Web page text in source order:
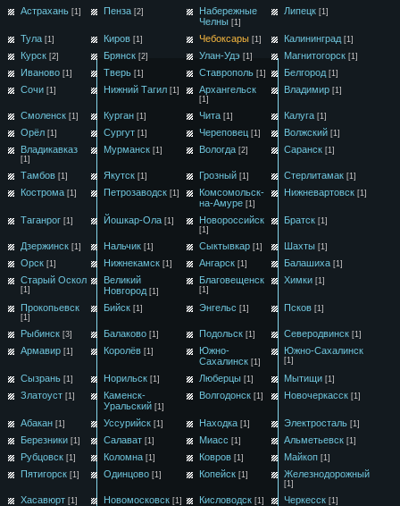
Астрахань [1] Пенза [2]
Набережные
Челны [1]
Липецк [1]
Тула [1] Киров [1] Чебоксары [1] Калининград [1]
Курск [2] Брянск [2] Улан-Удэ [1] Магнитогорск [1]
Иваново [1] Тверь [1] Ставрополь [1] Белгород [1]
Сочи [1] Нижний Тагил [1] Архангельск
[1]
Владимир [1]
Смоленск [1] Курган [1] Чита [1] Калуга [1]
Орёл [1] Сургут [1] Череповец [1] Волжский [1]
Владикавказ
[1]
Мурманск [1] Вологда [2] Саранск [1]
Тамбов [1] Якутск [1] Грозный [1] Стерлитамак [1]
Кострома [1] Петрозаводск [1]
Комсомольск-
на-Амуре [1]
Нижневартовск [1]
Таганрог [1] Йошкар-Ола [1] Новороссийск
[1]
Братск [1]
Дзержинск [1] Нальчик [1] Сыктывкар [1] Шахты [1]
Орск [1] Нижнекамск [1] Ангарск [1] Балашиха [1]
Старый Оскол
[1]
Великий
Новгород [1]
Благовещенск
[1]
Химки [1]
Прокопьевск
[1]
Бийск [1] Энгельс [1] Псков [1]
Рыбинск [3] Балаково [1] Подольск [1] Северодвинск [1]
Армавир [1] Королёв [1]
Южно-
Сахалинск [1]
Южно-Сахалинск
[1]
Сызрань [1] Норильск [1] Люберцы [1] Мытищи [1]
Златоуст [1]
Каменск-
Уральский [1]
Волгодонск [1] Новочеркасск [1]
Абакан [1] Уссурийск [1] Находка [1] Электросталь [1]
Березники [1] Салават [1] Миасс [1] Альметьевск [1]
Рубцовск [1] Коломна [1] Ковров [1] Майкоп [1]
Пятигорск [1] Одинцово [1] Копейск [1] Железнодорожный
[1]
Хасавюрт [1] Новомосковск [1] Кисловодск [1] Черкесск [1]